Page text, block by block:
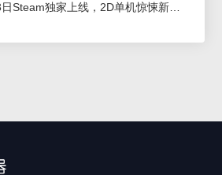
《黑暗之死》1月23日Steam独家上线，2D单机惊悚新作来袭！ 2024-12-16